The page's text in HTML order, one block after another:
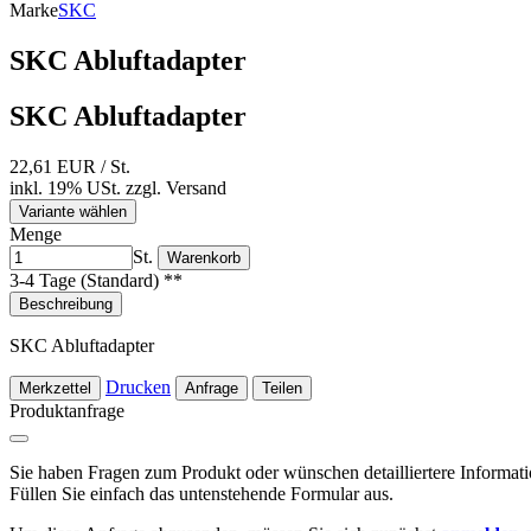
MarkeSKC
SKC Abluftadapter
SKC Abluftadapter
22,61 EUR / St.
inkl. 19% USt. zzgl. Versand
Variante wählen
Menge
St.
Warenkorb
3-4 Tage (Standard) **
Beschreibung
SKC Abluftadapter
Merkzettel Drucken Anfrage Teilen
Produktanfrage
Sie haben Fragen zum Produkt oder wünschen detailliertere
Füllen Sie einfach das untenstehende Formular aus.